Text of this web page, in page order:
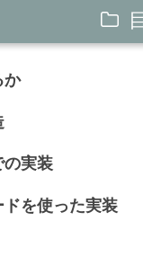
か
の実装
を使った実装